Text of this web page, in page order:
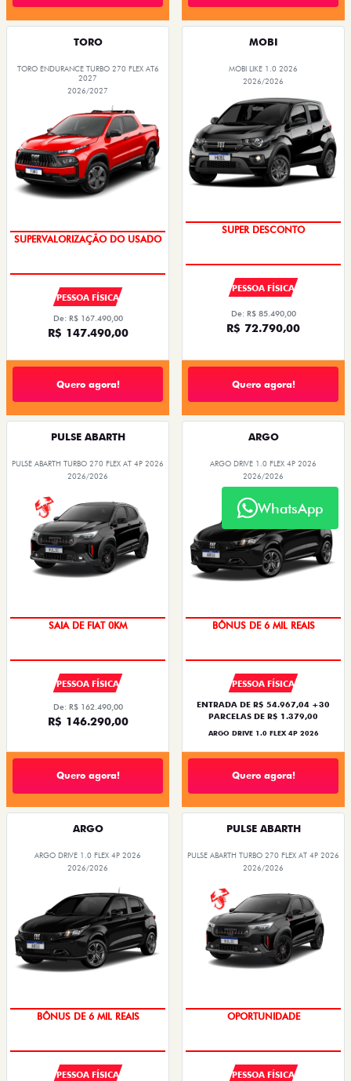
TORO
TORO ENDURANCE TURBO 270 FLEX AT6
2027
2026/2027
SUPERVALORIZAÇÃO DO USADO
PESSOA FÍSICA
De: R$ 167.490,00
R$ 147.490,00
Quero agora!
MOBI
MOBI LIKE 1.0 2026
2026/2026
SUPER DESCONTO
PESSOA FÍSICA
De: R$ 85.490,00
R$ 72.790,00
Quero agora!
PULSE ABARTH
PULSE ABARTH TURBO 270 FLEX AT 4P 2026
2026/2026
SAIA DE FIAT 0KM
PESSOA FÍSICA
De: R$ 162.490,00
R$ 146.290,00
Quero agora!
ARGO
ARGO DRIVE 1.0 FLEX 4P 2026
2026/2026
BÔNUS DE 6 MIL REAIS
PESSOA FÍSICA
ENTRADA DE R$ 54.967,04 +30
PARCELAS DE R$ 1.379,00
ARGO DRIVE 1.0 FLEX 4P 2026
Quero agora!
ARGO
ARGO DRIVE 1.0 FLEX 4P 2026
2026/2026
BÔNUS DE 6 MIL REAIS
PESSOA FÍSICA
PULSE ABARTH
PULSE ABARTH TURBO 270 FLEX AT 4P 2026
2026/2026
OPORTUNIDADE
PESSOA FÍSICA
WhatsApp